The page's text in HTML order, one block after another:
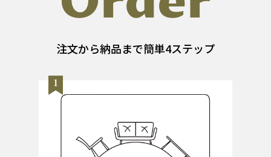
注文から納品まで簡単4ステップ